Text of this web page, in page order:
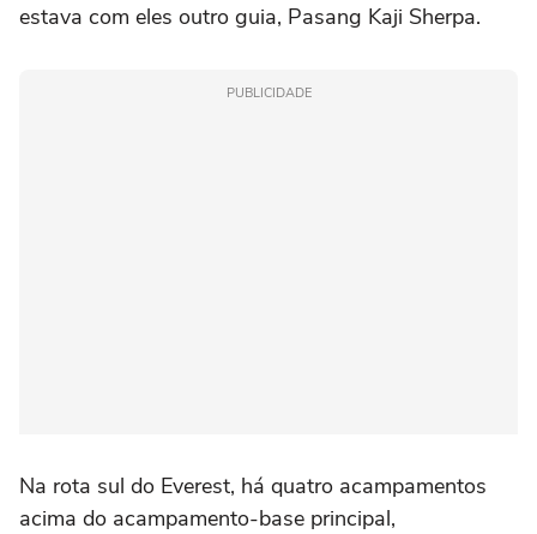
estava com eles outro guia, Pasang Kaji Sherpa.
PUBLICIDADE
Na rota sul do Everest, há quatro acampamentos
acima do acampamento-base principal,